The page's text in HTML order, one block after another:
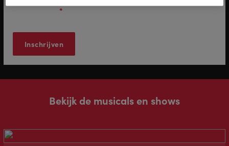
*
Bekijk de musicals en shows